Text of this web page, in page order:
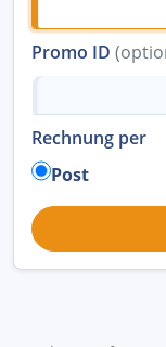
Promo ID
Rechnung per
Post